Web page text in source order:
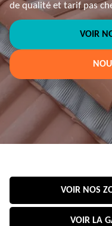
de qualité et tarif pas
VOIR
VOIR NOS
VOIR LA